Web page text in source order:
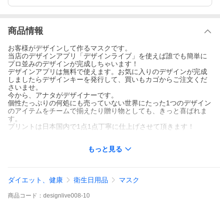
商品情報
お客様がデザインして作るマスクです。
当店のデザインアプリ「デザインライブ」を使えば誰でも簡単に
プロ並みのデザインが完成しちゃいます！
デザインアプリは無料で使えます。お気に入りのデザインが完成
しましたらデザインキーを発行して、買いもカゴからご注文くだ
さいませ。
今から、アナタがデザイナーです。
個性たっぷりの何処にも売っていない世界にたった1つのデザイン
のアイテムをチームで揃えたり贈り物としても、きっと喜ばれま
す。
プリントは日本国内で1点1点丁寧に仕上げさせて頂きます！
もっと見る
ダイエット、健康 衛生日用品 マスク
商品 コード： designlive008-10